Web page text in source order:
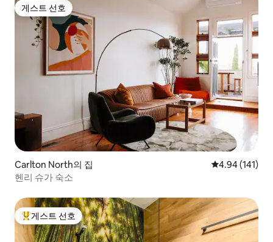
게스트 선호
게스트 선호
Carlton North의 집 평점 4.94점(5
4.94 (141)
헨리 슈가 숙소
상위 게스트 선호
게스트 선호